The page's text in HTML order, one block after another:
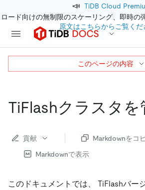
📣 TiDB Cloud
ード向けの無制限のスケーリング、即時
原文はこちらからご覧くだ
TiFlashクラスタを
貢献
Markdownをコ
Markdownで表示
このドキュメントでは、 TiFlashバー
このページの内容